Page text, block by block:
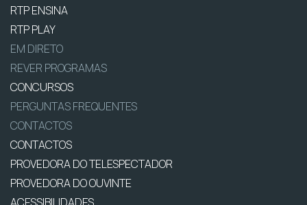
RTP ENSINA
RTP PLAY
EM DIRETO
REVER PROGRAMAS
CONCURSOS
PERGUNTAS FREQUENTES
CONTACTOS
CONTACTOS
PROVEDORA DO TELESPECTADOR
PROVEDORA DO OUVINTE